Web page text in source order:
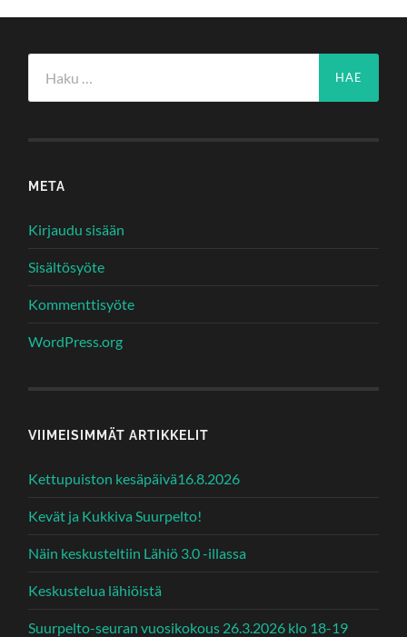
META
Kirjaudu sisään
Sisältösyöte
Kommenttisyöte
WordPress.org
VIIMEISIMMÄT ARTIKKELIT
Kettupuiston kesäpäivä16.8.2026
Kevät ja Kukkiva Suurpelto!
Näin keskusteltiin Lähiö 3.0 -illassa
Keskustelua lähiöistä
Suurpelto-seuran vuosikokous 26.3.2026 klo 18-19